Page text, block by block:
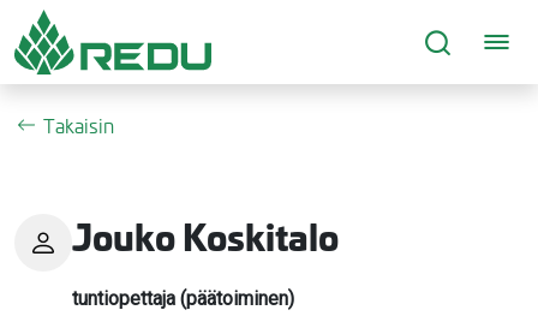
Siirry sivusisältöön
Takaisin
Jouko Koskitalo
tuntiopettaja (päätoiminen)